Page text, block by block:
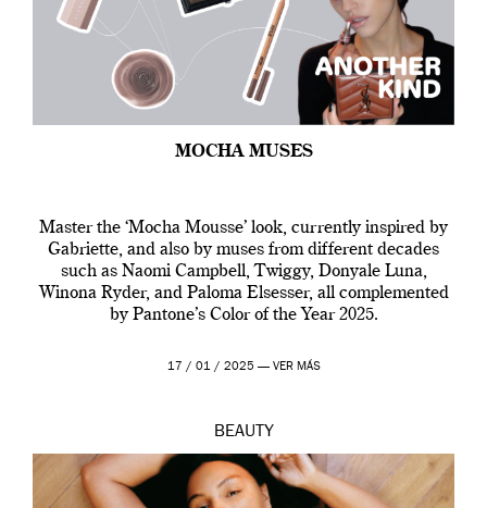
MOCHA MUSES
Master the ‘Mocha Mousse’ look, currently inspired by
Gabriette, and also by muses from different decades
such as Naomi Campbell, Twiggy, Donyale Luna,
Winona Ryder, and Paloma Elsesser, all complemented
by Pantone’s Color of the Year 2025.
17 / 01 / 2025 — VER MÁS
BEAUTY